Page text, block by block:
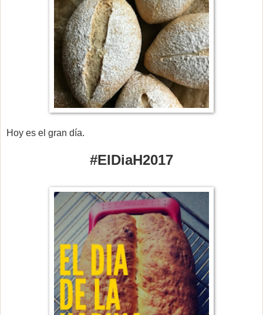
Hoy es el gran día.
#ElDiaH2017